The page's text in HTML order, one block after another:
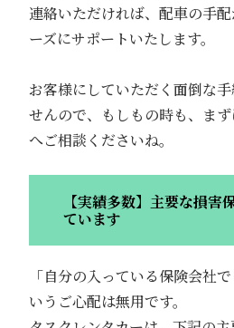
連絡いただければ、配車の手
ーズにサポートいたします。
お客様にしていただく面倒な
せんので、もしもの時も、ま
へご相談くださいね。
【実績多数】主要な損害
ています
「自分の入っている保険会社
いうご心配は無用です。